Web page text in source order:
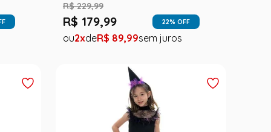
R$ 229,99
R$ 179,99 22% OFF
2 R$ 89,99